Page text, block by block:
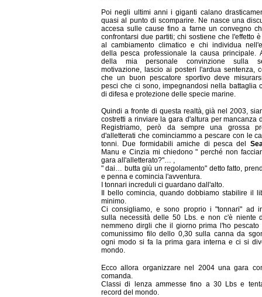
Poi negli ultimi anni i giganti calano
quasi al punto di scomparire. Ne nasce una
accesa sulle cause fino a farne un convegno
confrontarsi due partiti; chi sostiene che l'effetto
al cambiamento climatico e chi individua
della pesca professionale la causa principale.
della mia personale convinzione sulla
motivazione, lascio ai posteri l'ardua sentenza,
che un buon pescatore sportivo deve
pesci che ci sono, impegnandosi nella battaglia
di difesa e protezione delle specie marine.
Quindi a fronte di questa realtà, già nel 2003,
costretti a rinviare la gara d'altura per mancanza
Registriamo, però da sempre una grossa
d'alletterati che cominciammo a pescare con le
tonni. Due formidabili amiche di pesca del
Manu e Cinzia mi chiedono " perché non
gara all'alletterato?"… ,
" dai… butta giù un regolamento" detto fatto,
e penna e comincia l'avventura.
I tonnari increduli ci guardano dall'alto.
Il bello comincia, quando dobbiamo stabilire il
minimo.
Ci consigliamo, e sono proprio i "tonnari" ad
sulla necessità delle 50 Lbs. e non c'è niente
nemmeno dirgli che il giorno prima l'ho pescato
comunissimo filo dello 0,30 sulla canna da
ogni modo si fa la prima gara interna e ci si
mondo.
Ecco allora organizzare nel 2004 una gara
comanda.
Classi di lenza ammesse fino a 30 Lbs e
record del mondo.